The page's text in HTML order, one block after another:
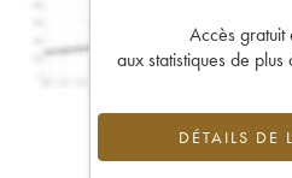
Accès gratuit
aux statistiques de
DÉTAILS DE